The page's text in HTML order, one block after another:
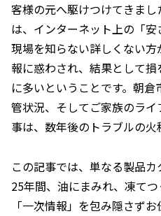
客様の元へ駆けつけてきま
は、インターネット上の「安
現場を知らない詳しくない
報に惑わされ、結果として
に多いということです。朝
管状況、そしてご家族のラ
事は、数年後のトラブルの火
この記事では、単なる製品
25年間、油にまみれ、凍て
「一次情報」を包み隠さず